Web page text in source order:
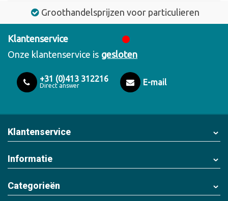
Groothandelsprijzen voor particulieren
Klantenservice
Onze klantenservice is gesloten
+31 (0)413 312216
Direct answer E-mail
Klantenservice
Informatie
Categorieën